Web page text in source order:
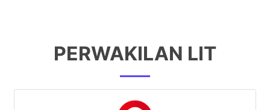
PERWAKILAN LIT